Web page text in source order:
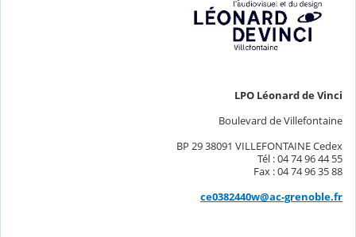
LPO Léonard de Vinci
Boulevard de Villefontaine
BP 29 38091 VILLEFONTAINE Cedex
Tél : 04 74 96 44 55
Fax : 04 74 96 35 88
ce0382440w@ac-grenoble.fr